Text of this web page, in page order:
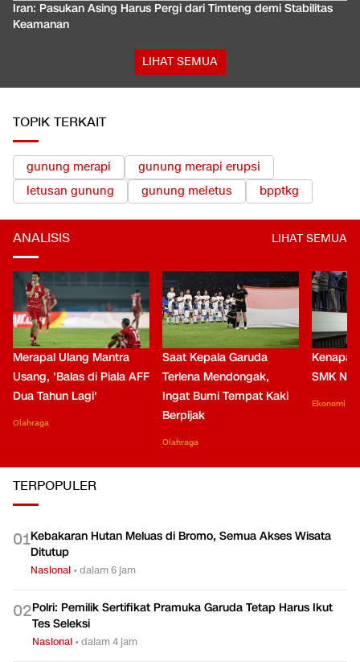
Iran: Pasukan Asing Harus Pergi dari Timteng demi Stabilitas
Keamanan
LIHAT SEMUA
TOPIK TERKAIT
gunung merapi
gunung merapi erupsi
letusan gunung
gunung meletus bpptkg
ANALISIS LIHAT SEMUA
Merapal Ulang Mantra
Usang, 'Balas di Piala AFF
Dua Tahun Lagi'
Olahraga
Saat Kepala Garuda
Terlena Mendongak,
Ingat Bumi Tempat Kaki
Berpijak
Olahraga
Kenapa
SMK
Ekonomi
TERPOPULER
01Kebakaran Hutan Meluas di Bromo, Semua Akses Wisata
Ditutup
Nasional •dalam 6 jam
02Polri: Pemilik Sertifikat Pramuka Garuda Tetap Harus Ikut
Tes Seleksi
Nasional •dalam 4 jam